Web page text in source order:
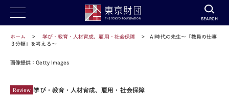
SEARCH
ホーム 学び・教育・人材育成、雇用・社会保障
AI時代の先生～「教員の仕事
３分類」を考える～
画像提供：Getty Images
Review 学び・教育・人材育成、雇用・社会保障